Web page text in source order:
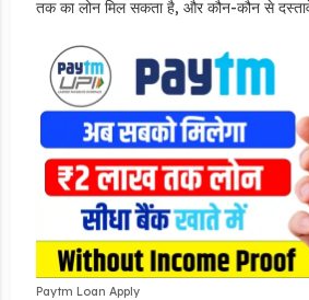
तक का लोन मिल सकता है, और कौन-कौन से
Paytm Loan Apply